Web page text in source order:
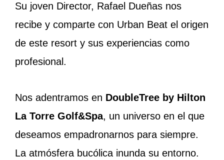
Su joven Director, Rafael Dueñas nos
recibe y comparte con Urban Beat el origen
de este resort y sus experiencias como
profesional.
Nos adentramos en DoubleTree by Hilton
La Torre Golf&Spa, un universo en el que
deseamos empadronarnos para siempre.
La atmósfera bucólica inunda su entorno.